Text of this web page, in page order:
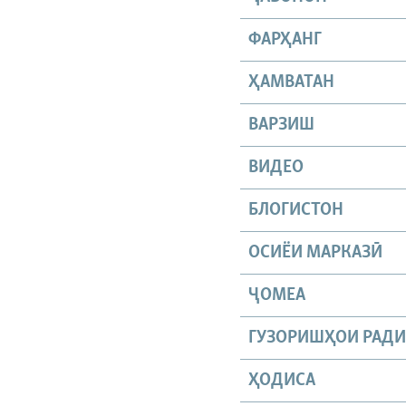
ФАРҲАНГ
ҲАМВАТАН
ВАРЗИШ
ВИДЕО
БЛОГИСТОН
ОСИЁИ МАРКАЗӢ
ҶОМEА
ГУЗОРИШҲОИ
ҲОДИСА